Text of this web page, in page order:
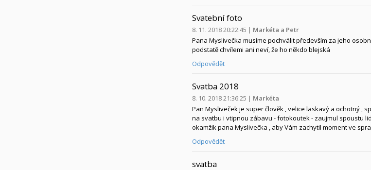
Svatební foto
8. 11. 2018 20:22:45 | Markéta a Petr
Pana Myslivečka musíme pochválit především za jeho
podstatě chvílemi ani neví, že ho někdo blejská
Odpovědět
Svatba 2018
8. 10. 2018 21:36:25 | Markéta
Pan Mysliveček je super člověk , velice laskavý a ochotný ,
na svatbu i vtipnou zábavu - fotokoutek - zaujmul spoustu
okamžik pana Myslivečka , aby Vám zachytil moment ve
Odpovědět
svatba